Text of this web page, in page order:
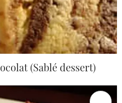
(Sablé dessert)